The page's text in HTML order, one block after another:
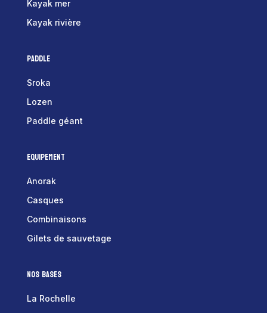
Kayak mer
Kayak rivière
Paddle
Sroka
Lozen
Paddle géant
Equipement
Anorak
Casques
Combinaisons
Gilets de sauvetage
Nos bases
La Rochelle